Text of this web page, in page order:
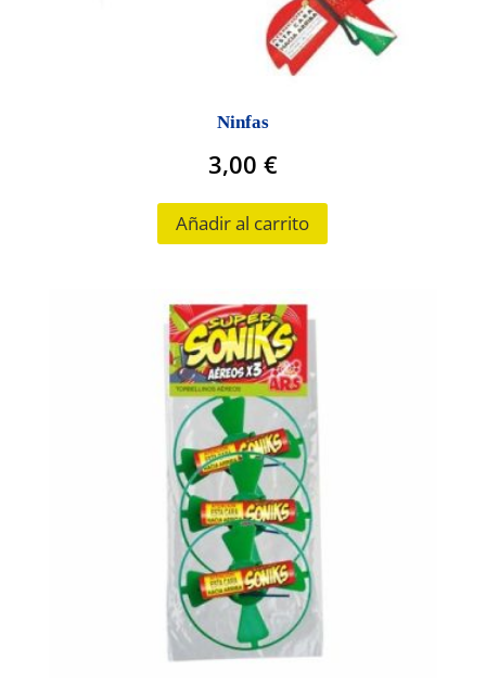
Ninfas
3,00 €
Añadir al carrito